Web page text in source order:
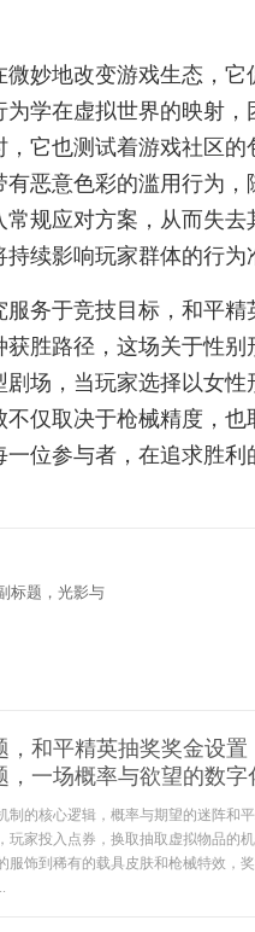
妙地改变游戏生态，
学在虚拟世界的映射
它也测试着游戏社区
恶意色彩的滥用行为
规应对方案，从而失
续影响玩家群体的行为
务于竞技目标，和平
胜路径，这场关于性
场，当玩家选择以女
仅取决于枪械精度，也
位参与者，在追求胜
标题，光影与
，和平精英抽奖奖金设
，一场概率与欲望的数字
制的核心逻辑，概率与期望的迷阵和
玩家投入点券，换取抽取虚拟物品的
服饰到稀有的载具皮肤和枪械特效，